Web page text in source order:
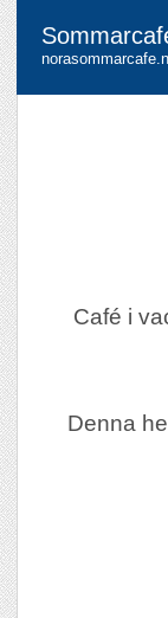
Café i
Denna